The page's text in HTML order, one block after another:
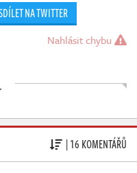
NA TWITTER
Nahlásit chybu
| 16 KOMENTÁŘŮ